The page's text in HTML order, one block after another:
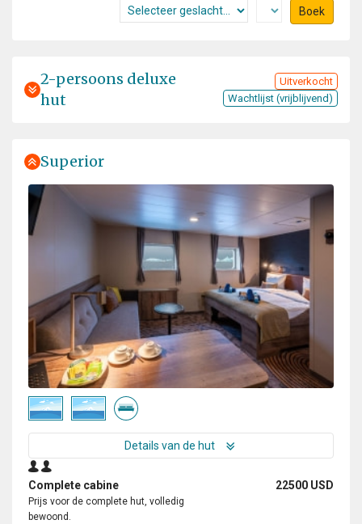
Boek
2-persoons deluxe
hut
Uitverkocht
Wachtlijst (vrijblijvend)
Superior
Details van de hut
Complete cabine 22500 USD
Prijs voor de complete hut, volledig
bewoond.